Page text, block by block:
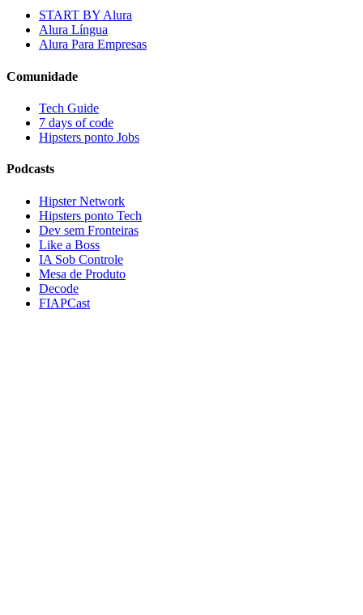
START BY Alura
Alura Língua
Alura Para Empresas
Comunidade
Tech Guide
7 days of code
Hipsters ponto Jobs
Podcasts
Hipster Network
Hipsters ponto Tech
Dev sem Fronteiras
Like a Boss
IA Sob Controle
Mesa de Produto
Decode
FIAPCast